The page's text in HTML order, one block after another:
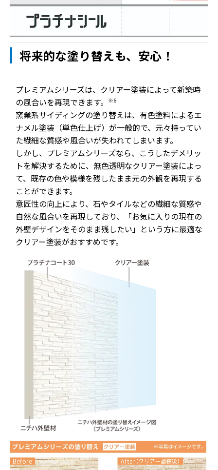
将来的な塗り替えも、安心！
プレミアムシリーズは、クリアー塗装によって新築時
の風合いを再現できます。
※6
窯業系サイディングの塗り替えは、有色塗料によるエ
ナメル塗装（単色仕上げ）が一般的で、元々持ってい
た繊細な質感や風合いが失われてしまいます。
しかし、プレミアムシリーズなら、こうしたデメリッ
トを解決するために、無色透明なクリアー塗装によっ
て、既存の色や模様を残したまま元の外観を再現する
ことができます。
意匠性の向上により、石やタイルなどの繊細な質感や
自然な風合いを再現しており、「お気に入りの現在の
外壁デザインをそのまま残したい」という方に最適な
クリアー塗装がおすすめです。